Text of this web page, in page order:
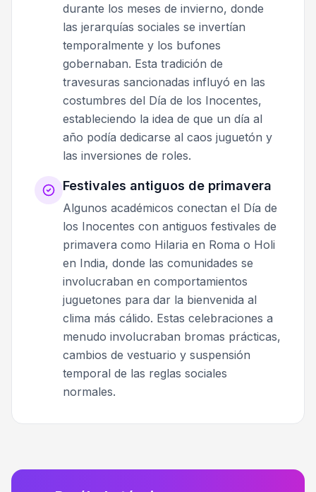
durante los meses de invierno, donde
las jerarquías sociales se invertían
temporalmente y los bufones
gobernaban. Esta tradición de
travesuras sancionadas influyó en las
costumbres del Día de los Inocentes,
estableciendo la idea de que un día al
año podía dedicarse al caos juguetón y
las inversiones de roles.
Festivales antiguos de primavera
Algunos académicos conectan el Día de
los Inocentes con antiguos festivales de
primavera como Hilaria en Roma o Holi
en India, donde las comunidades se
involucraban en comportamientos
juguetones para dar la bienvenida al
clima más cálido. Estas celebraciones a
menudo involucraban bromas prácticas,
cambios de vestuario y suspensión
temporal de las reglas sociales
normales.